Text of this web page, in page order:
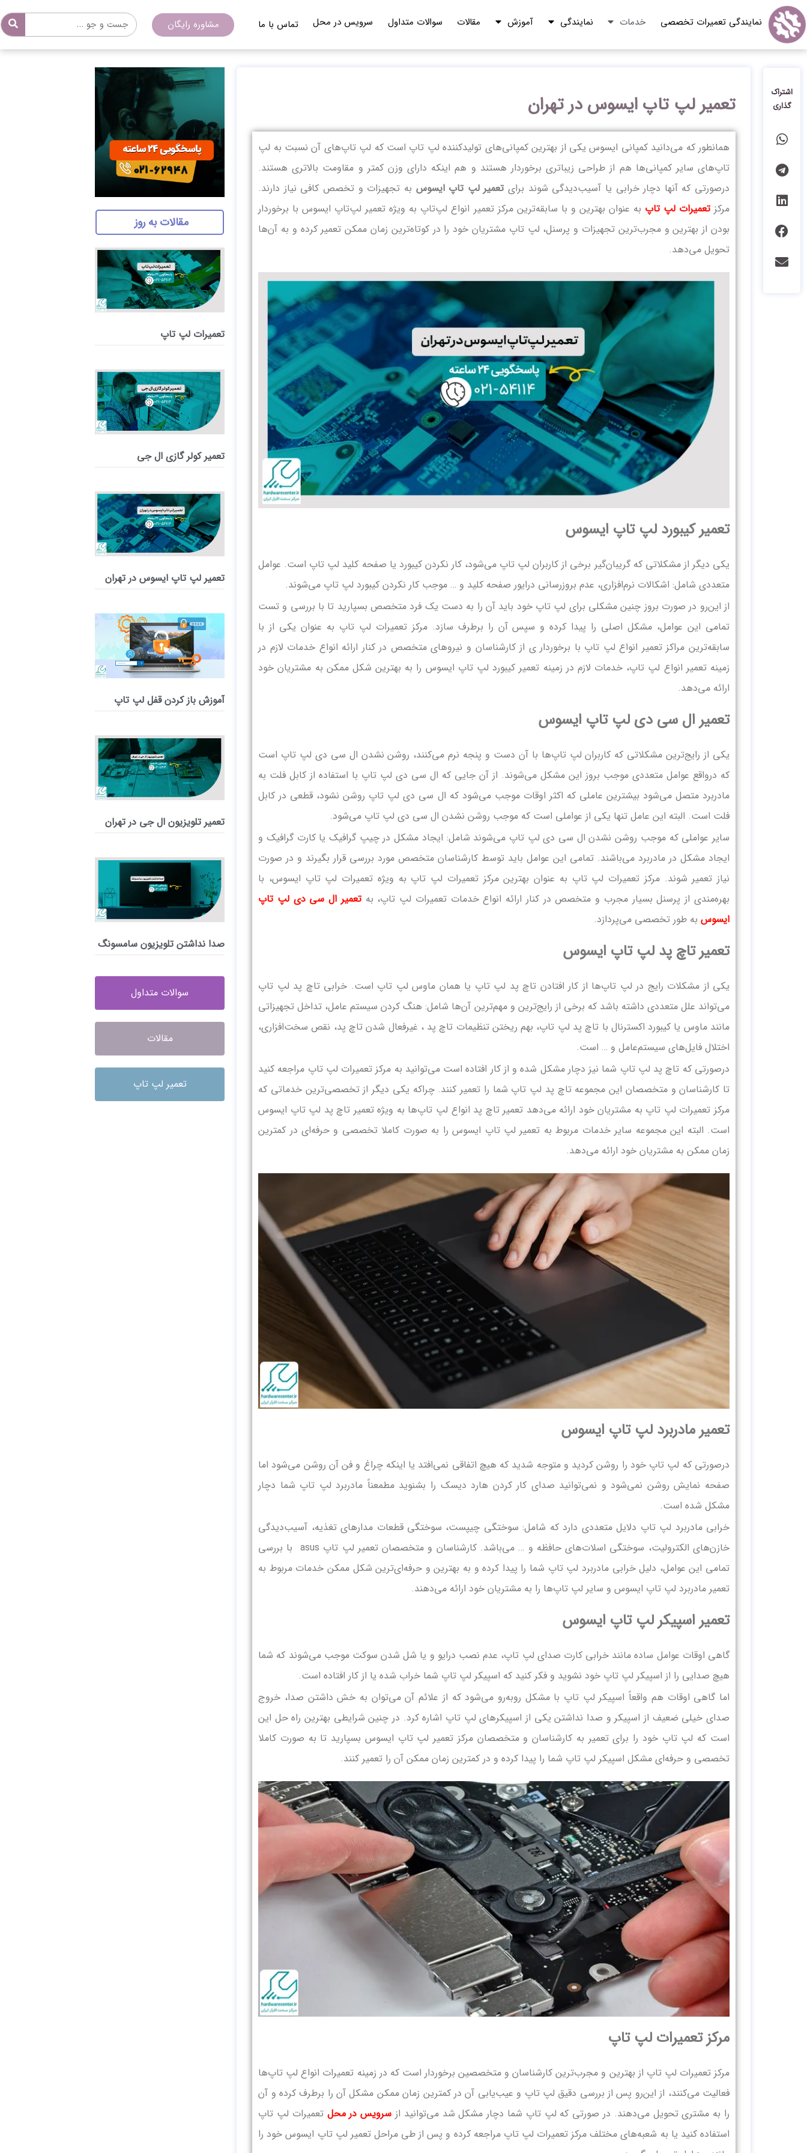
نمایندگی تعمیرات تخصصی خدمات نمایندگی آموزش مقالات سوالات متداول سرویس در محل تماس با ما مشاوره رایگان
اشتراک
گذاری
تعمیر لپ‌ تاپ ایسوس در تهران
همانطور که می‌دانید کمپانی ایسوس یکی از بهترین کمپانی‌های تولیدکننده لپ‌ تاپ است که لپ‌ تاپ‌های آن نسبت به لپ‌
تاپ‌های سایر کمپانی‌ها هم از طراحی زیباتری برخوردار هستند و هم اینکه دارای وزن کمتر و مقاومت بالاتری هستند.
درصورتی که آنها دچار خرابی یا آسیب‌دیدگی شوند برای تعمیر لپ تاپ ایسوس به تجهیزات و تخصص کافی نیاز دارند.
مرکزتعمیرات لپ‌ تاپ به عنوان بهترین و با سابقه‌ترین مرکز تعمیر انواع لپ‌تاپ به ویژه تعمیر لپ‌تاپ ایسوس با برخوردار
بودن از بهترین و مجرب‌ترین تجهیزات و پرسنل، لپ‌ تاپ مشتریان خود را در کوتاه‌ترین زمان ممکن تعمیر کرده و به آن‌ها
تحویل می‌دهد.
تعمیر کیبورد لپ‌ تاپ ایسوس
یکی دیگر از مشکلاتی که گریبان‌گیر برخی از کاربران لپ‌ تاپ می‌شود، کار نکردن کیبورد یا صفحه کلید لپ‌ تاپ است. عوامل
متعددی شامل: اشکالات نرم‌افزاری، عدم بروزرسانی درایور صفحه کلید و … موجب کار نکردن کیبورد لپ‌ تاپ می‌شوند.
از این‌رو در صورت بروز چنین مشکلی برای لپ‌ تاپ خود باید آن را به دست یک فرد متخصص بسپارید تا با بررسی و تست
تمامی این عوامل، مشکل اصلی را پیدا کرده و سپس آن را برطرف سازد. مرکز تعمیرات لپ‌ تاپ به عنوان یکی از با
سابقه‌ترین مراکز تعمیر انواع لپ‌ تاپ با برخوردار ی از کارشناسان و نیروهای متخصص در کنار ارائه انواع خدمات لازم در
زمینه تعمیر انواع لپ‌ تاپ‌، خدمات لازم در زمینه تعمیر کیبورد لپ‌ تاپ ایسوس را به بهترین شکل ممکن به مشتریان خود
ارائه می‌دهد.
تعمیر ال سی دی لپ‌‌ تاپ ایسوس
یکی از رایج‌ترین مشکلاتی که کاربران لپ‌ تاپ‌ها با آن دست و پنجه نرم می‌کنند، روشن نشدن ال سی دی لپ‌ تاپ است
که درواقع عوامل متعددی موجب بروز این مشکل می‌شوند. از آن جایی که ال سی دی لپ‌ تاپ با استفاده از کابل فلت به
مادربرد متصل می‌شود بیشترین عاملی که اکثر اوقات موجب می‌شود که ال سی دی لپ‌ تاپ روشن نشود، قطعی در کابل
فلت است. البته این عامل تنها یکی از عواملی است که موجب روشن نشدن ال سی دی لپ‌ تاپ می‌شود.
سایر عواملی که موجب روشن نشدن ال سی دی لپ‌ تاپ می‌شوند شامل: ایجاد مشکل در چیپ گرافیک یا کارت گرافیک و
ایجاد مشکل در مادربرد می‌باشند. تمامی این عوامل باید توسط کارشناسان متخصص مورد بررسی قرار بگیرند و در صورت
نیاز تعمیر شوند. مرکز تعمیرات لپ‌ تاپ به عنوان بهترین مرکز تعمیرات لپ‌ تاپ به ویژه تعمیرات لپ‌ تاپ ایسوس، با
بهره‌مندی از پرسنل بسیار مجرب و متخصص در کنار ارائه انواع خدمات تعمیرات لپ‌ تاپ، بهتعمیر ال سی دی لپ‌ تاپ
ایسوس به طور تخصصی می‌پردازد.
تعمیر تاچ پد لپ‌ تاپ ایسوس
یکی از مشکلات رایج در لپ‌ تاپ‌ها از کار افتادن تاچ پد لپ‌ تاپ یا همان ماوس لپ‌ تاپ است. خرابی تاچ پد لپ‌ تاپ
می‌تواند علل متعددی داشته باشد که برخی از رایج‌ترین و مهم‌ترین آن‌ها شامل: هنگ‌ کردن سیستم‌ عامل، تداخل تجهیزاتی
مانند ماوس یا کیبورد اکسترنال با تاچ پد لپ‌ تاپ، بهم ریختن تنظیمات تاچ پد ، غیرفعال شدن تاچ پد، نقص سخت‌افزاری،
اختلال فایل‌های سیستم‌عامل و … است.
درصورتی که تاچ پد لپ‌ تاپ شما نیز دچار مشکل شده و از کار افتاده است می‌توانید به مرکز تعمیرات لپ‌ تاپ مراجعه کنید
تا کارشناسان و متخصصان این مجموعه تاچ پد لپ‌ تاپ شما را تعمیر کنند. چراکه یکی دیگر از تخصصی‌ترین خدماتی که
مرکز تعمیرات لپ‌ تاپ به مشتریان خود ارائه می‌دهد تعمیر تاچ پد انواع لپ‌ تاپ‌ها به ویژه تعمیر تاچ پد لپ‌ تاپ ایسوس
است. البته این مجموعه سایر خدمات مربوط به تعمیر لپ‌ تاپ ایسوس را به صورت کاملا تخصصی و حرفه‌ای در کمترین
زمان ممکن به مشتریان خود ارائه می‌دهد.
تعمیر مادربرد لپ‌ تاپ ایسوس
درصورتی که لپ‌ تاپ خود را روشن کردید و متوجه شدید که هیچ اتفاقی نمی‌افتد یا اینکه چراغ و فن آن روشن می‌شود اما
صفحه نمایش روشن نمی‌شود و نمی‌توانید صدای کار کردن هارد دیسک را بشنوید مطمعناً مادربرد لپ‌ تاپ شما دچار
مشکل شده است.
خرابی مادربرد لپ‌ تاپ دلایل متعددی دارد که شامل: سوختگی چیپست، سوختگی قطعات مدارهای تغذیه، آسیب‌دیدگی
خازن‌های الکترولیت، سوختگی اسلات‌های حافظه و … می‌باشد. کارشناسان و متخصصان تعمیر لپ تاپ asus با بررسی
تمامی این عوامل، دلیل خرابی مادربرد لپ‌ تاپ شما را پیدا کرده و به بهترین و حرفه‌ای‌ترین شکل ممکن خدمات مربوط به
تعمیر مادربرد لپ‌ تاپ ایسوس و سایر لپ‌ تاپ‌ها را به مشتریان خود ارائه می‌دهند.
تعمیر اسپیکر لپ‌ تاپ ایسوس
گاهی اوقات عوامل ساده مانند خرابی کارت صدای لپ‌ تاپ، عدم نصب درایو و یا شل شدن سوکت موجب می‌شوند که شما
هیچ صدایی را از اسپیکر لپ‌ تاپ خود نشوید و فکر کنید که اسپیکر لپ‌ تاپ شما خراب شده یا از کار افتاده است.
اما گاهی اوقات هم واقعاً اسپیکر لپ‌ تاپ با مشکل روبه‌رو می‌شود که از علائم آن می‌توان به خش داشتن صدا، خروج
صدای خیلی ضعیف از اسپیکر و صدا نداشتن یکی از اسپیکرهای لپ‌ تاپ اشاره کرد. در چنین شرایطی بهترین راه حل این
است که لپ‌ تاپ خود را برای تعمیر به کارشناسان و متخصصان مرکز تعمیر لپ‌ تاپ ایسوس بسپارید تا به صورت کاملا
تخصصی و حرفه‌ای مشکل اسپیکر لپ‌ تاپ شما را پیدا کرده و در کمترین زمان ممکن آن را تعمیر ‌کنند.
مرکز تعمیرات لپ‌ تاپ
مرکز تعمیرات لپ‌ تاپ از بهترین و مجرب‌ترین کارشناسان و متخصصین برخوردار است که در زمینه تعمیرات انواع لپ‌ تاپ‌ها
فعالیت می‌کنند، از این‌رو پس از بررسی دقیق لپ‌ تاپ و عیب‌یابی آن در کمترین زمان ممکن مشکل آن را برطرف کرده و آن
را به مشتری تحویل می‌دهند. در صورتی که لپ‌ تاپ شما دچار مشکل شد می‌توانید از سرویس در محل تعمیرات لپ تاپ
استفاده کنید یا به شعبه‌های مختلف مرکز تعمیرات لپ‌ تاپ مراجعه کرده و پس از طی مراحل تعمیر لپ‌ تاپ ایسوس خود را
مقالات به روز
تعمیرات لپ تاپ
تعمیر کولر گازی ال جی
تعمیر لپ‌ تاپ ایسوس در تهران
آموزش باز کردن قفل لپ تاپ
تعمیر تلویزیون ال جی در تهران
صدا نداشتن تلویزیون سامسونگ
سوالات متداول
مقالات
تعمیر لپ تاپ